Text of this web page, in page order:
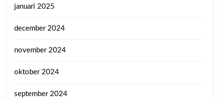
januari 2025
december 2024
november 2024
oktober 2024
september 2024